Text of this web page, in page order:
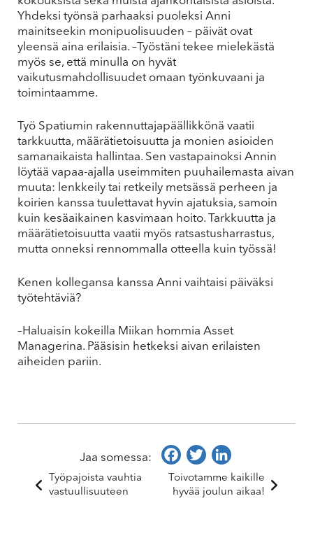
Yhdeksi työnsä parhaaksi puoleksi Anni
mainitseekin monipuolisuuden – päivät ovat
yleensä aina erilaisia. –Työstäni tekee mielekästä
myös se, että minulla on hyvät
vaikutusmahdollisuudet omaan työnkuvaani ja
toimintaamme.
Työ Spatiumin rakennuttajapäällikkönä vaatii
tarkkuutta, määrätietoisuutta ja monien asioiden
samanaikaista hallintaa. Sen vastapainoksi Annin
löytää vapaa-ajalla useimmiten puuhailemasta aivan
muuta: lenkkeily tai retkeily metsässä perheen ja
koirien kanssa tuulettavat hyvin ajatuksia, samoin
kuin kesäaikainen kasvimaan hoito. Tarkkuutta ja
määrätietoisuutta vaatii myös ratsastusharrastus,
mutta onneksi rennommalla otteella kuin työssä!
Kenen kollegansa kanssa Anni vaihtaisi päiväksi
työtehtäviä?
–Haluaisin kokeilla Miikan hommia Asset
Managerina. Pääsisin hetkeksi aivan erilaisten
aiheiden pariin.
Työpajoista vauhtia
vastuullisuuteen
Jaa somessa: Facebook
Twitter
Toivotamme kaikille
hyvää joulun aikaa!